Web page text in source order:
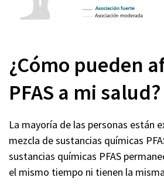
¿Cómo pueden
PFAS a mi salud?
La mayoría de las personas están
mezcla de sustancias químicas
sustancias químicas PFAS
el mismo tiempo ni tienen la